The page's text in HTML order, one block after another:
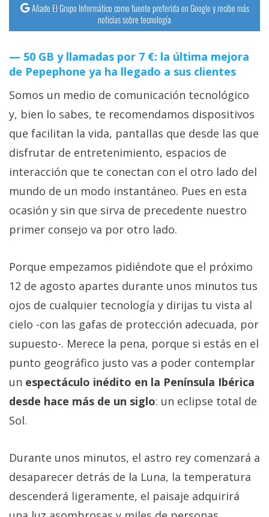
Añade El Grupo Informático como fuente preferida en Google y recibe más
noticias sobre tecnología
50 GB y llamadas por 7 €: la última mejora
de Pepephone ya ha llegado a sus clientes
Somos un medio de comunicación tecnológico
y, bien lo sabes, te recomendamos dispositivos
que facilitan la vida, pantallas que desde las que
disfrutar de entretenimiento, espacios de
interacción que te conectan con el otro lado del
mundo de un modo instantáneo. Pues en esta
ocasión y sin que sirva de precedente nuestro
primer consejo va por otro lado.
Porque empezamos pidiéndote que el próximo
12 de agosto apartes durante unos minutos tus
ojos de cualquier tecnología y dirijas tu vista al
cielo -con las gafas de protección adecuada, por
supuesto-. Merece la pena, porque si estás en el
punto geográfico justo vas a poder contemplar
un espectáculo inédito en la Península Ibérica
desde hace más de un siglo: un eclipse total de
Sol.
Durante unos minutos, el astro rey comenzará a
desaparecer detrás de la Luna, la temperatura
descenderá ligeramente, el paisaje adquirirá